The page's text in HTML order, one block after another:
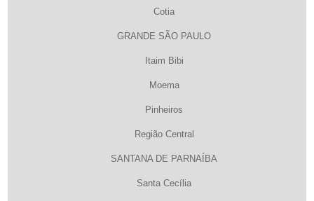
Cotia
GRANDE SÃO PAULO
Itaim Bibi
Moema
Pinheiros
Região Central
SANTANA DE PARNAÍBA
Santa Cecília